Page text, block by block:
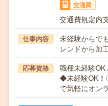
交通費
交通費規定内
仕事内容
未経験からで
レンドから加
応募資格
職種未経験OK
◆未経験OK！
で気軽にオン